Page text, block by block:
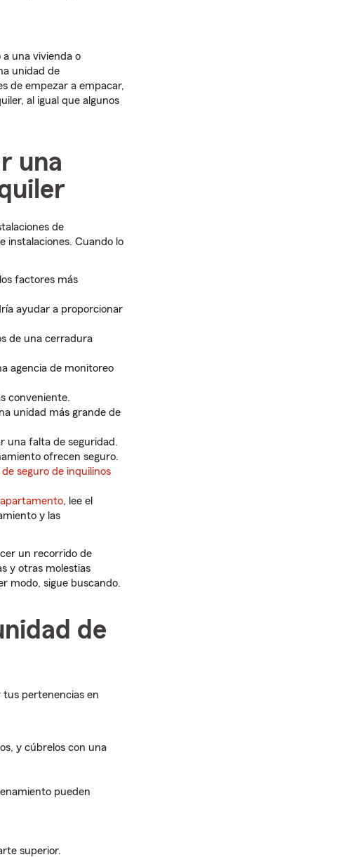
una vivienda o
unidad de
de empezar a empacar,
al igual que algunos
una
de
instalaciones. Cuando lo
factores más
ayudar a proporcionar
de una cerradura
agencia de monitoreo
conveniente.
unidad más grande de
una falta de seguridad.
ofrecen seguro.
de seguro de inquilinos
, lee el
y las
un recorrido de
y otras molestias
modo, sigue buscando.
de
pertenencias en
y cúbrelos con una
pueden
superior.